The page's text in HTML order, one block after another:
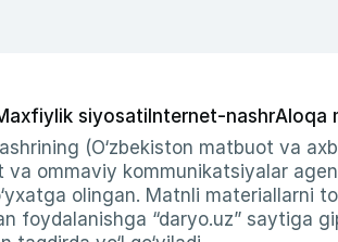
siyosati Internet-nashrAloqa
(O‘zbekiston matbuot va
va ommaviy kommunikatsiyalar
olingan. Matnli materiallarni
foydalanishga “daryo.uz” saytiga